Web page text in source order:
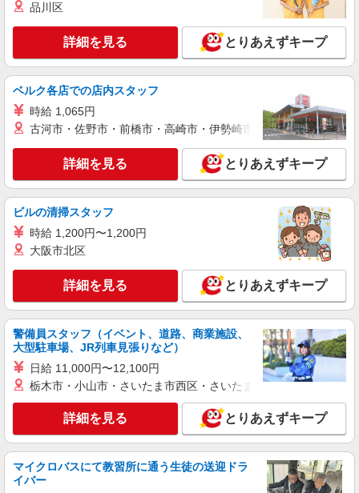
キープ 詳細を見る
パート
株式会社魚国総本社
福祉施設厨房内での調理補助さん
京都府京都市西京区大枝北沓掛町1-21-20
キープ 詳細を見る
パート
株式会社魚国総本社
介護老人保健施設内での調理補助さん
（介護老人保健施設 洛西けいゆうの里）京都
府京都市西京区大枝東長町1-36
キープ 詳細を見る
パート
株式会社魚国総本社
総合福祉施設内での調理補助さん
時給1122円〜
京都府京都市西京区下津林東大般若町32
詳細を見る
品川区
詳細を見る とりあえずキープ
ベルク各店での店内スタッフ
時給 1,065円
古河市・佐野市・前橋市・高崎市・伊勢崎市・太田市・館林市
詳細を見る とりあえずキープ
ビルの清掃スタッフ
時給 1,200円〜1,200円
大阪市北区
詳細を見る とりあえずキープ
警備員スタッフ（イベント、道路、商業施設、
大型駐車場、JR列車見張りなど）
日給 11,000円〜12,100円
栃木市・小山市・さいたま市西区・さいたま市岩槻区・久喜市・
詳細を見る とりあえずキープ
マイクロバスにて教習所に通う生徒の送迎ドラ
イバー